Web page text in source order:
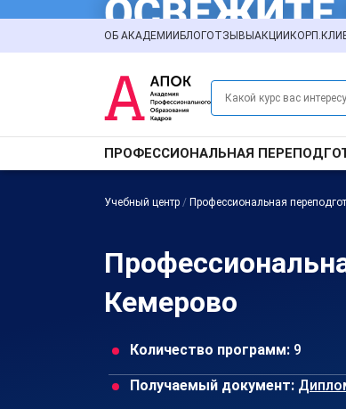
ОБ АКАДЕМИИ БЛОГОТЗЫВЫ АКЦИИ
ПРОФЕССИОНАЛЬНАЯ
Учебный центр / Профессиональная
Кемерово
Количество программ: 9
Получаемый документ: